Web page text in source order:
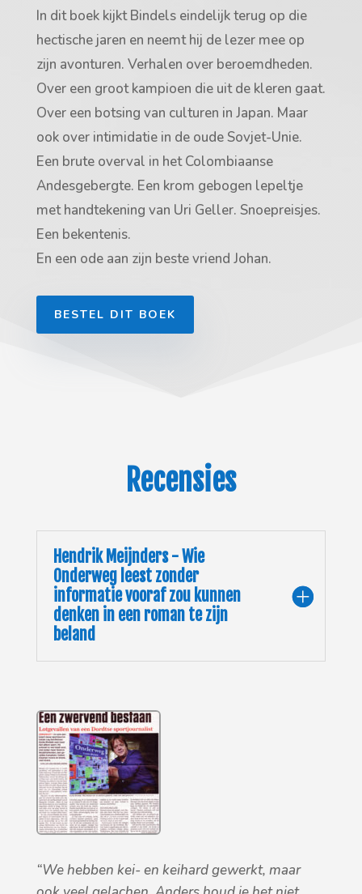
In dit boek kijkt Bindels eindelijk terug op die
hectische jaren en neemt hij de lezer mee op
zijn avonturen. Verhalen over beroemdheden.
Over een groot kampioen die uit de kleren gaat.
Over een botsing van culturen in Japan. Maar
ook over intimidatie in de oude Sovjet-Unie.
Een brute overval in het Colombiaanse
Andesgebergte. Een krom gebogen lepeltje
met handtekening van Uri Geller. Snoepreisjes.
Een bekentenis.
En een ode aan zijn beste vriend Johan.
BESTEL DIT BOEK
Recensies
Hendrik Meijnders - Wie
Onderweg leest zonder
informatie vooraf zou kunnen
denken in een roman te zijn
beland
“We hebben kei- en keihard gewerkt, maar